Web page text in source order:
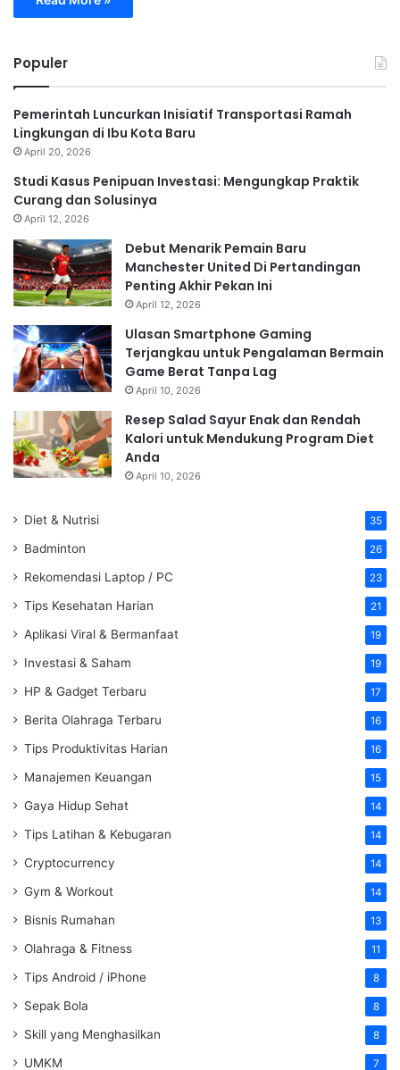
Populer
Pemerintah Luncurkan Inisiatif Transportasi Ramah
Lingkungan di Ibu Kota Baru
April 20, 2026
Studi Kasus Penipuan Investasi: Mengungkap Praktik
Curang dan Solusinya
April 12, 2026
Debut Menarik Pemain Baru
Manchester United Di Pertandingan
Penting Akhir Pekan Ini
April 12, 2026
Ulasan Smartphone Gaming
Terjangkau untuk Pengalaman Bermain
Game Berat Tanpa Lag
April 10, 2026
Resep Salad Sayur Enak dan Rendah
Kalori untuk Mendukung Program Diet
Anda
April 10, 2026
Diet & Nutrisi 35
Badminton 26
Rekomendasi Laptop / PC 23
Tips Kesehatan Harian 21
Aplikasi Viral & Bermanfaat 19
Investasi & Saham 19
HP & Gadget Terbaru 17
Berita Olahraga Terbaru 16
Tips Produktivitas Harian 16
Manajemen Keuangan 15
Gaya Hidup Sehat 14
Tips Latihan & Kebugaran 14
Cryptocurrency 14
Gym & Workout 14
Bisnis Rumahan 13
Olahraga & Fitness 11
Tips Android / iPhone 8
Sepak Bola 8
Skill yang Menghasilkan 8
UMKM 7